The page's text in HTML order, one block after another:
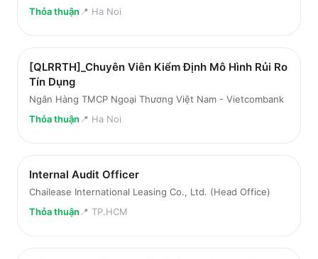
Thỏa thuận 📍 Ha Noi
[QLRRTH]_Chuyên Viên Kiểm Định Mô Hình Rủi Ro
Tín Dụng
Ngân Hàng TMCP Ngoại Thương Việt Nam - Vietcombank
Thỏa thuận 📍 Ha Noi
Internal Audit Officer
Chailease International Leasing Co., Ltd. (Head Office)
Thỏa thuận 📍 TP.HCM